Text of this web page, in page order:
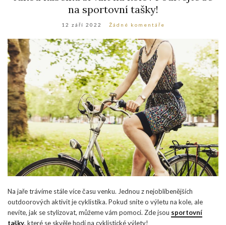
na sportovní tašky!
12 září 2022 Žádné komentáře
Na jaře trávíme stále více času venku. Jednou z nejoblíbenějších
outdoorových aktivit je cyklistika. Pokud sníte o výletu na kole, ale
nevíte, jak se stylizovat, můžeme vám pomoci. Zde jsou sportovní
tašky, které se skvěle hodí na cyklistické výlety!